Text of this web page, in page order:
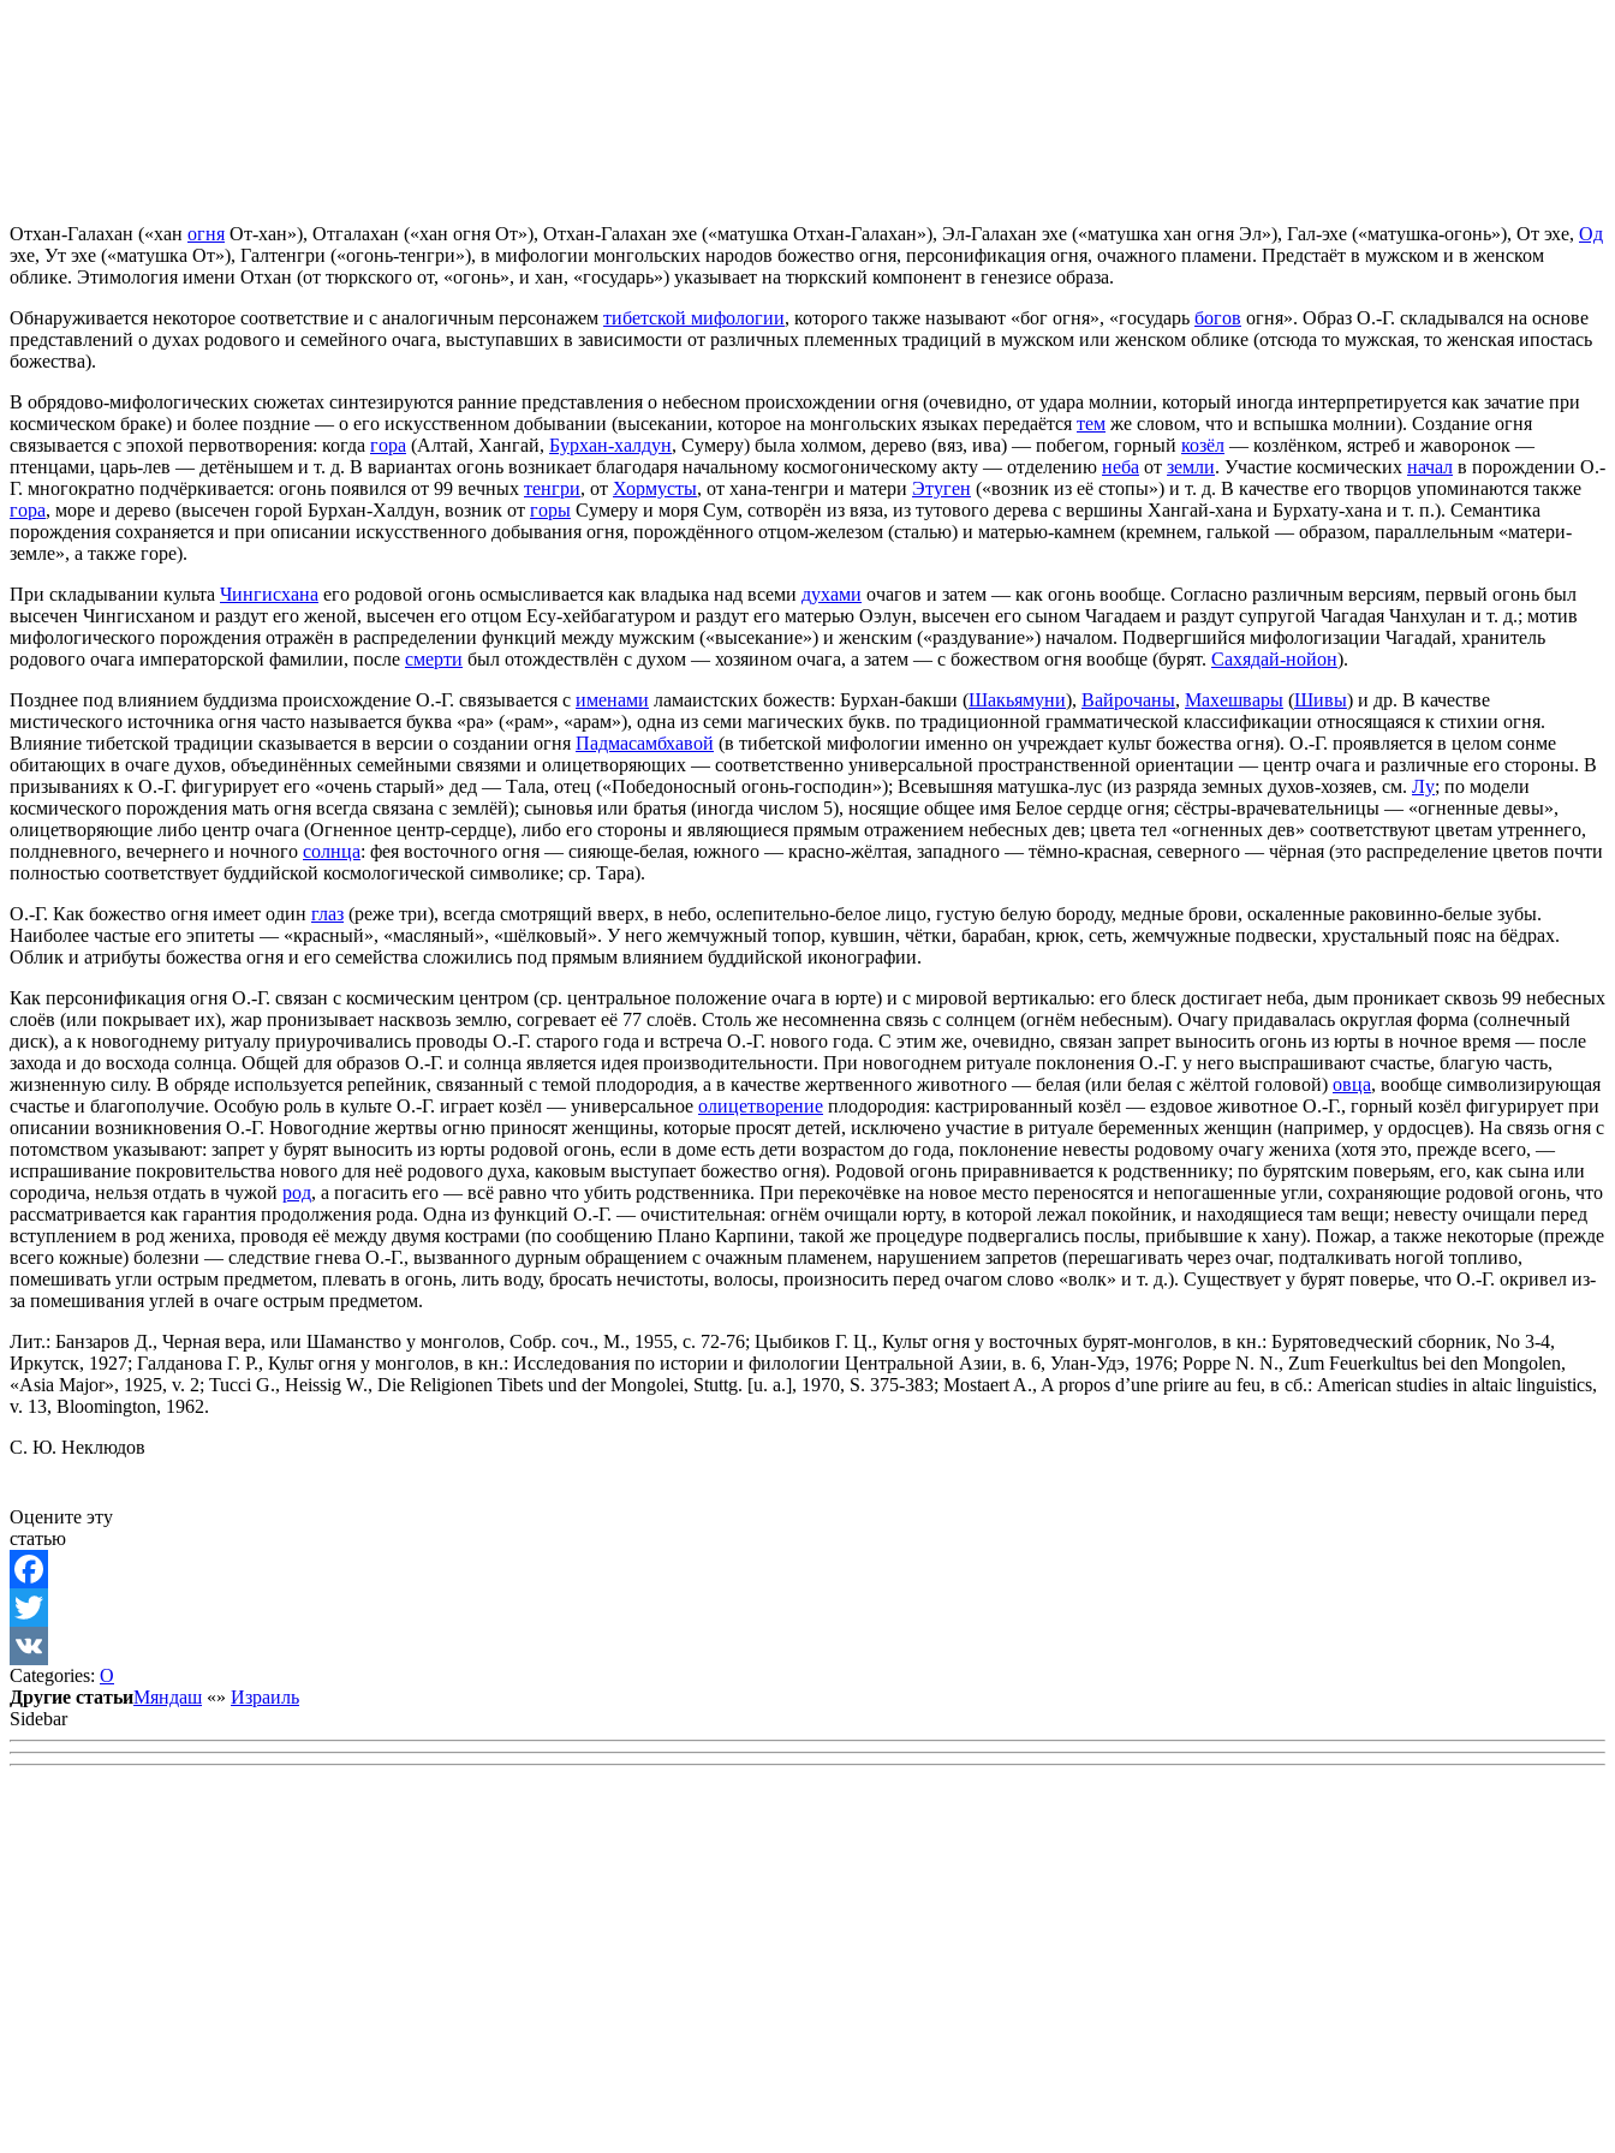
Отхан-Галахан («хан огня От-хан»), Отгалахан («хан огня От»), Отхан-Галахан эхе («матушка Отхан-Галахан»), Эл-Галахан эхе («матушка хан огня Эл»), Гал-эхе («матушка-огонь»), От эхе, Од
эхе, Ут эхе («матушка От»), Галтенгри («огонь-тенгри»), в мифологии монгольских народов божество огня, персонификация огня, очажного пламени. Предстаёт в мужском и в женском
облике. Этимология имени Отхан (от тюркского от, «огонь», и хан, «государь») указывает на тюркский компонент в генезисе образа.
Обнаруживается некоторое соответствие и с аналогичным персонажем тибетской мифологии, которого также называют «бог огня», «государь богов огня». Образ О.-Г. складывался на основе
представлений о духах родового и семейного очага, выступавших в зависимости от различных племенных традиций в мужском или женском облике (отсюда то мужская, то женская ипостась
божества).
В обрядово-мифологических сюжетах синтезируются ранние представления о небесном происхождении огня (очевидно, от удара молнии, который иногда интерпретируется как зачатие при
космическом браке) и более поздние — о его искусственном добывании (высекании, которое на монгольских языках передаётся тем же словом, что и вспышка молнии). Создание огня
связывается с эпохой первотворения: когда гора (Алтай, Хангай, Бурхан-халдун, Сумеру) была холмом, дерево (вяз, ива) — побегом, горный козёл — козлёнком, ястреб и жаворонок —
птенцами, царь-лев — детёнышем и т. д. В вариантах огонь возникает благодаря начальному космогоническому акту — отделению неба от земли. Участие космических начал в порождении О.-
Г. многократно подчёркивается: огонь появился от 99 вечных тенгри, от Хормусты, от хана-тенгри и матери Этуген («возник из её стопы») и т. д. В качестве его творцов упоминаются также
гора, море и дерево (высечен горой Бурхан-Халдун, возник от горы Сумеру и моря Сум, сотворён из вяза, из тутового дерева с вершины Хангай-хана и Бурхату-хана и т. п.). Семантика
порождения сохраняется и при описании искусственного добывания огня, порождённого отцом-железом (сталью) и матерью-камнем (кремнем, галькой — образом, параллельным «матери-
земле», а также горе).
При складывании культа Чингисхана его родовой огонь осмысливается как владыка над всеми духами очагов и затем — как огонь вообще. Согласно различным версиям, первый огонь был
высечен Чингисханом и раздут его женой, высечен его отцом Есу-хейбагатуром и раздут его матерью Оэлун, высечен его сыном Чагадаем и раздут супругой Чагадая Чанхулан и т. д.; мотив
мифологического порождения отражён в распределении функций между мужским («высекание») и женским («раздувание») началом. Подвергшийся мифологизации Чагадай, хранитель
родового очага императорской фамилии, после смерти был отождествлён с духом — хозяином очага, а затем — с божеством огня вообще (бурят. Сахядай-нойон).
Позднее под влиянием буддизма происхождение О.-Г. связывается с именами ламаистских божеств: Бурхан-бакши (Шакьямуни), Вайрочаны, Махешвары (Шивы) и др. В качестве
мистического источника огня часто называется буква «ра» («рам», «арам»), одна из семи магических букв. по традиционной грамматической классификации относящаяся к стихии огня.
Влияние тибетской традиции сказывается в версии о создании огня Падмасамбхавой (в тибетской мифологии именно он учреждает культ божества огня). О.-Г. проявляется в целом сонме
обитающих в очаге духов, объединённых семейными связями и олицетворяющих — соответственно универсальной пространственной ориентации — центр очага и различные его стороны. В
призываниях к О.-Г. фигурирует его «очень старый» дед — Тала, отец («Победоносный огонь-господин»); Всевышняя матушка-лус (из разряда земных духов-хозяев, см. Лу; по модели
космического порождения мать огня всегда связана с землёй); сыновья или братья (иногда числом 5), носящие общее имя Белое сердце огня; сёстры-врачевательницы — «огненные девы»,
олицетворяющие либо центр очага (Огненное центр-сердце), либо его стороны и являющиеся прямым отражением небесных дев; цвета тел «огненных дев» соответствуют цветам утреннего,
полдневного, вечернего и ночного солнца: фея восточного огня — сияюще-белая, южного — красно-жёлтая, западного — тёмно-красная, северного — чёрная (это распределение цветов почти
полностью соответствует буддийской космологической символике; ср. Тара).
О.-Г. Как божество огня имеет один глаз (реже три), всегда смотрящий вверх, в небо, ослепительно-белое лицо, густую белую бороду, медные брови, оскаленные раковинно-белые зубы.
Наиболее частые его эпитеты — «красный», «масляный», «шёлковый». У него жемчужный топор, кувшин, чётки, барабан, крюк, сеть, жемчужные подвески, хрустальный пояс на бёдрах.
Облик и атрибуты божества огня и его семейства сложились под прямым влиянием буддийской иконографии.
Как персонификация огня О.-Г. связан с космическим центром (ср. центральное положение очага в юрте) и с мировой вертикалью: его блеск достигает неба, дым проникает сквозь 99 небесных
слоёв (или покрывает их), жар пронизывает насквозь землю, согревает её 77 слоёв. Столь же несомненна связь с солнцем (огнём небесным). Очагу придавалась округлая форма (солнечный
диск), а к новогоднему ритуалу приурочивались проводы О.-Г. старого года и встреча О.-Г. нового года. С этим же, очевидно, связан запрет выносить огонь из юрты в ночное время — после
захода и до восхода солнца. Общей для образов О.-Г. и солнца является идея производительности. При новогоднем ритуале поклонения О.-Г. у него выспрашивают счастье, благую часть,
жизненную силу. В обряде используется репейник, связанный с темой плодородия, а в качестве жертвенного животного — белая (или белая с жёлтой головой) овца, вообще символизирующая
счастье и благополучие. Особую роль в культе О.-Г. играет козёл — универсальное олицетворение плодородия: кастрированный козёл — ездовое животное О.-Г., горный козёл фигурирует при
описании возникновения О.-Г. Новогодние жертвы огню приносят женщины, которые просят детей, исключено участие в ритуале беременных женщин (например, у ордосцев). На связь огня с
потомством указывают: запрет у бурят выносить из юрты родовой огонь, если в доме есть дети возрастом до года, поклонение невесты родовому очагу жениха (хотя это, прежде всего, —
испрашивание покровительства нового для неё родового духа, каковым выступает божество огня). Родовой огонь приравнивается к родственнику; по бурятским поверьям, его, как сына или
сородича, нельзя отдать в чужой род, а погасить его — всё равно что убить родственника. При перекочёвке на новое место переносятся и непогашенные угли, сохраняющие родовой огонь, что
рассматривается как гарантия продолжения рода. Одна из функций О.-Г. — очистительная: огнём очищали юрту, в которой лежал покойник, и находящиеся там вещи; невесту очищали перед
вступлением в род жениха, проводя её между двумя кострами (по сообщению Плано Карпини, такой же процедуре подвергались послы, прибывшие к хану). Пожар, а также некоторые (прежде
всего кожные) болезни — следствие гнева О.-Г., вызванного дурным обращением с очажным пламенем, нарушением запретов (перешагивать через очаг, подталкивать ногой топливо,
помешивать угли острым предметом, плевать в огонь, лить воду, бросать нечистоты, волосы, произносить перед очагом слово «волк» и т. д.). Существует у бурят поверье, что О.-Г. окривел из-
за помешивания углей в очаге острым предметом.
Лит.: Банзаров Д., Черная вера, или Шаманство у монголов, Собр. соч., М., 1955, с. 72-76; Цыбиков Г. Ц., Культ огня у восточных бурят-монголов, в кн.: Бурятоведческий сборник, No 3-4,
Иркутск, 1927; Галданова Г. Р., Культ огня у монголов, в кн.: Исследования по истории и филологии Центральной Азии, в. 6, Улан-Удэ, 1976; Рорре N. N., Zum Feuerkultus bei den Mongolen,
«Asia Major», 1925, v. 2; Tucci G., Heissig W., Die Religionen Tibets und der Mongolei, Stuttg. [u. a.], 1970, S. 375-383; Mostaert A., A propos d’une priиre au feu, в сб.: American studies in altaic linguistics,
v. 13, Bloomington, 1962.
С. Ю. Неклюдов
Оцените эту
статью
Facebook
Twitter
VK
Categories: О
Другие статьиМяндаш «» Израиль
Sidebar